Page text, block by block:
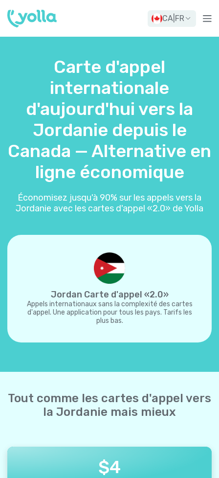
CA FR
Carte d'appel
internationale
d'aujourd'hui vers la
Jordanie depuis le
Canada — Alternative en
ligne économique
Économisez jusqu'à 90% sur les appels vers la
Jordanie avec les cartes d'appel «2.0» de Yolla
Jordan Carte d'appel «2.0»
Appels internationaux sans la complexité des cartes
d'appel. Une application pour tous les pays. Tarifs les
plus bas.
Tout comme les cartes d'appel vers
la Jordanie mais mieux
$4